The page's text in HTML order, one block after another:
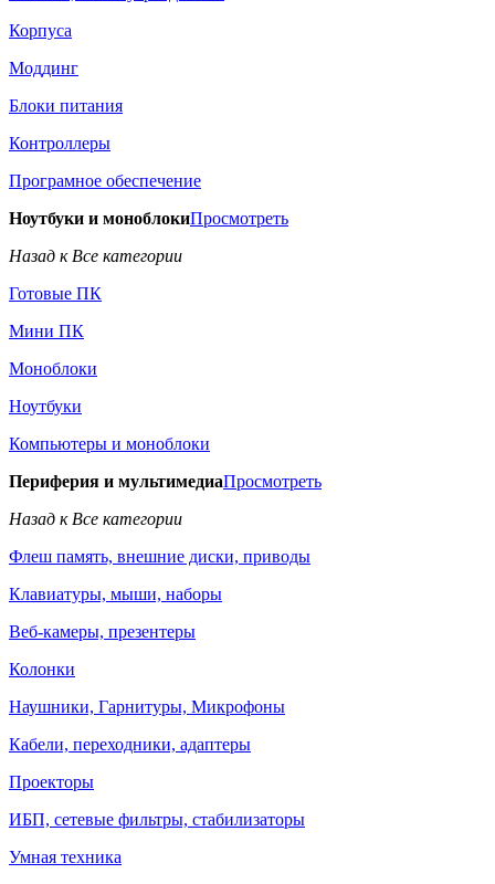
Корпуса
Моддинг
Блоки питания
Контроллеры
Програмное обеспечение
Ноутбуки и моноблокиПросмотреть
Назад к Все категории
Готовые ПК
Мини ПК
Моноблоки
Ноутбуки
Компьютеры и моноблоки
Периферия и мультимедиаПросмотреть
Назад к Все категории
Флеш память, внешние диски, приводы
Клавиатуры, мыши, наборы
Веб-камеры, презентеры
Колонки
Наушники, Гарнитуры, Микрофоны
Кабели, переходники, адаптеры
Проекторы
ИБП, сетевые фильтры, стабилизаторы
Умная техника